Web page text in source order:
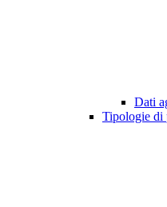
Dati
Tipologie di